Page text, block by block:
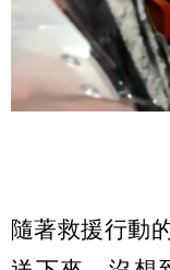
隨著救援行動